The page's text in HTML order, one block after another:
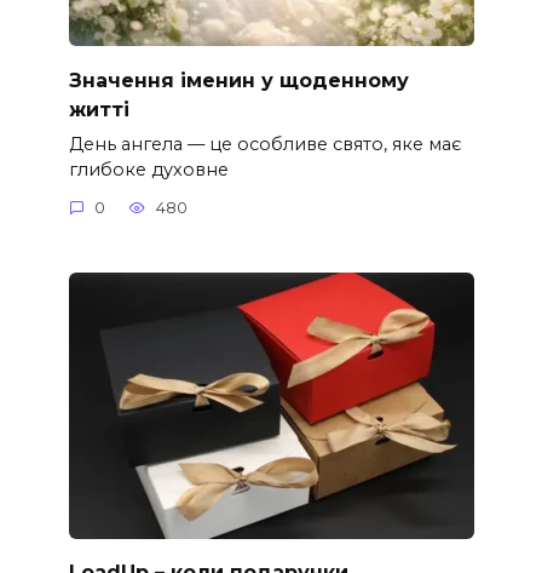
Значення іменин у щоденному
житті
День ангела — це особливе свято, яке має
глибоке духовне
0 480